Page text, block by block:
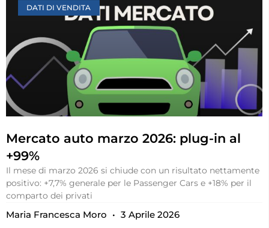
DATI DI VENDITA
Mercato auto marzo 2026: plug-in al
+99%
Il mese di marzo 2026 si chiude con un risultato nettamente
positivo: +7,7% generale per le Passenger Cars e +18% per il
comparto dei privati
Maria Francesca Moro 3 Aprile 2026